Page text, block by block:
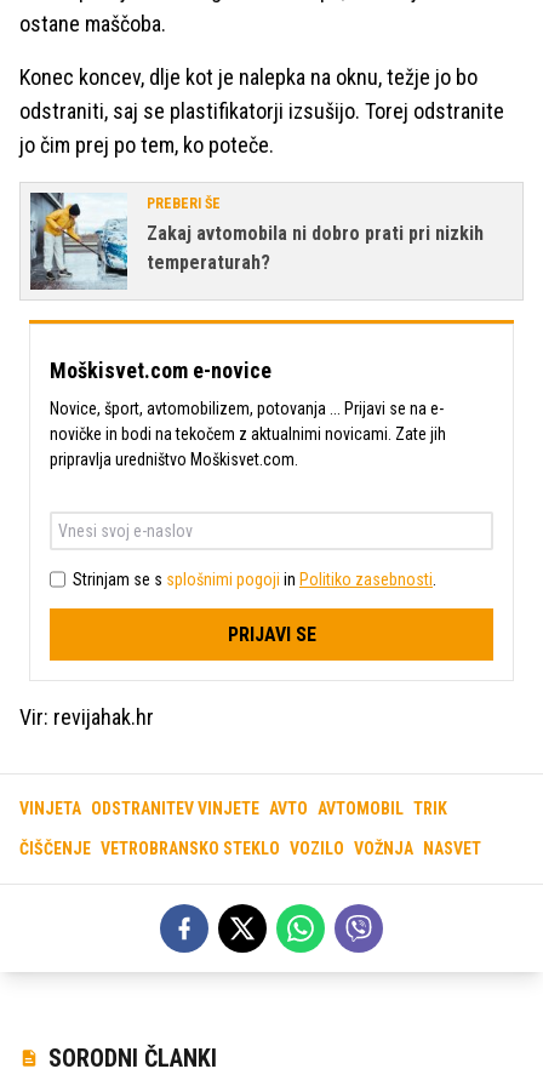
ostane maščoba.
Konec koncev, dlje kot je nalepka na oknu, težje jo bo
odstraniti, saj se plastifikatorji izsušijo. Torej odstranite
jo čim prej po tem, ko poteče.
PREBERI ŠE
Zakaj avtomobila ni dobro prati pri nizkih
temperaturah?
Moškisvet.com e-novice
Novice, šport, avtomobilizem, potovanja ... Prijavi se na e-
novičke in bodi na tekočem z aktualnimi novicami. Zate jih
pripravlja uredništvo Moškisvet.com.
Strinjam se s splošnimi pogoji in Politiko zasebnosti
PRIJAVI SE
Vir: revijahak.hr
VINJETA ODSTRANITEV VINJETE AVTO AVTOMOBIL TRIK
ČIŠČENJE VETROBRANSKO STEKLO VOZILO VOŽNJA NASVET
SORODNI ČLANKI